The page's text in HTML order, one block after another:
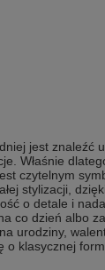
jest znaleźć
Właśnie
czytelnym
stylizacji,
o detale i
co dzień albo
urodziny,
o klasycznej